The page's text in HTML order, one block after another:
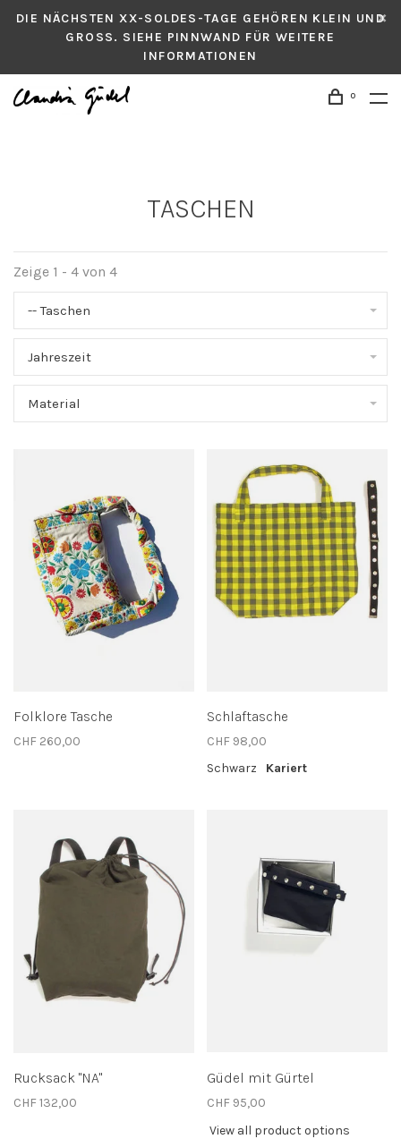
DIE NÄCHSTEN XX-SOLDES-TAGE GEHÖREN KLEIN UND
GROSS. SIEHE PINNWAND FÜR WEITERE
INFORMATIONEN
0
TASCHEN
Zeige 1 - 4 von 4
-- Taschen
Jahreszeit
Material
Folklore Tasche
CHF 260,00
Schlaftasche
CHF 98,00
Schwarz
Kariert
Rucksack "NA"
CHF 132,00
Güdel mit Gürtel
CHF 95,00
View all product options